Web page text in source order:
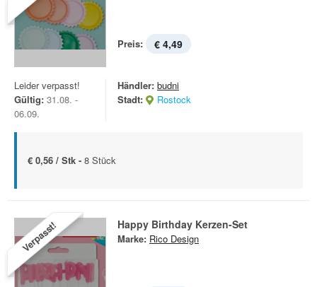
Preis: € 4,49
Leider verpasst!
Gültig: 31.08. -
06.09.
Händler: budni
Stadt:
Rostock
€ 0,56 / Stk - 8 Stück
Verpasst! Happy Birthday Kerzen-Set
Marke: Rico Design